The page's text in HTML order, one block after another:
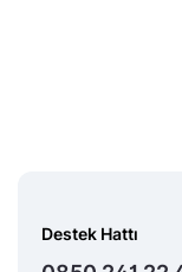
Destek Hattı